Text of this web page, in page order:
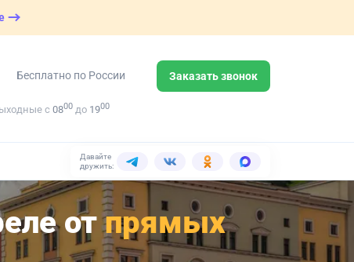
Бесплатно по России Заказать звонок
с 0800 до 1900
Давайте
дружить:
отпрямых